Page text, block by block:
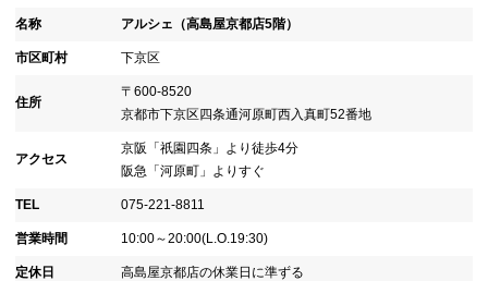
名称 アルシェ（高島屋京都店5階）
市区町村 下京区
住所
〒600-8520
京都市下京区四条通河原町西入真町52番地
アクセス
京阪「祇園四条」より徒歩4分
阪急「河原町」よりすぐ
TEL 075-221-8811
営業時間 10:00～20:00(L.O.19:30)
定休日 高島屋京都店の休業日に準ずる